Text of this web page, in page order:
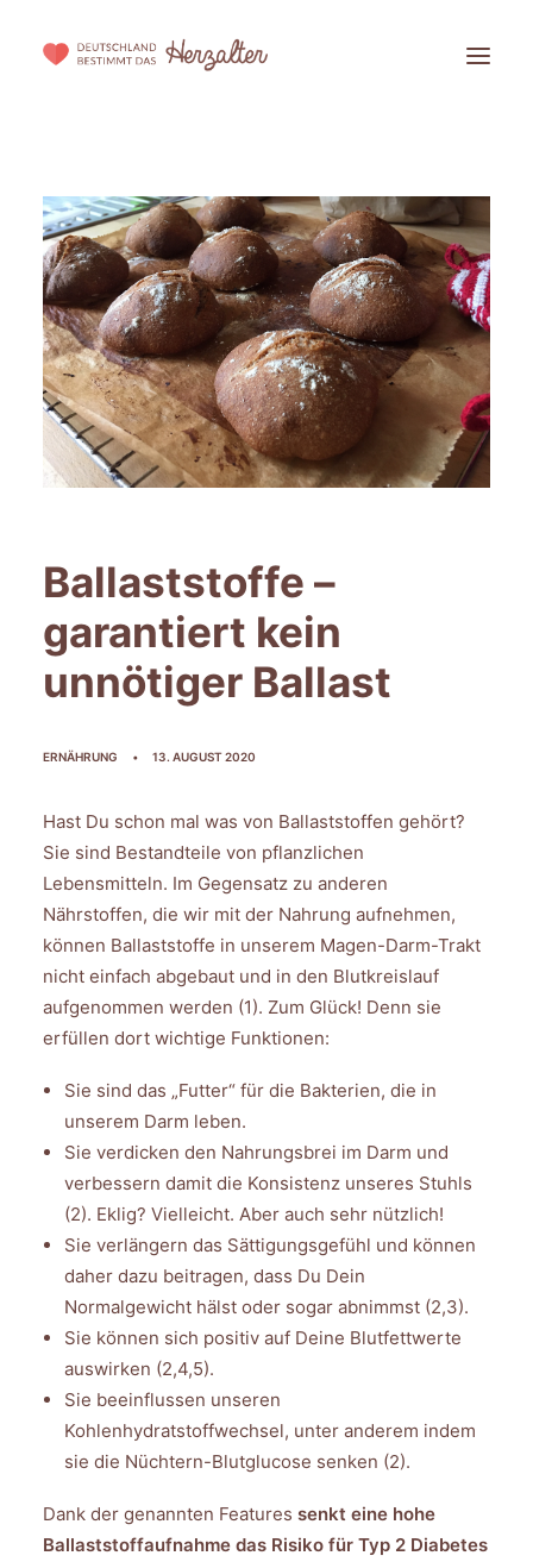
DIE STIFTUNG
PARTNER WERDEN
BLOG
HERZALTER BESTIMMEN!
WISSENSCHAFTLICHER HINTERGRUND
FAQ
SEARCH
Ballaststoffe –
garantiert kein
unnötiger Ballast
ERNÄHRUNG • 13. AUGUST 2020
Hast Du schon mal was von Ballaststoffen gehört?
Sie sind Bestandteile von pflanzlichen
Lebensmitteln. Im Gegensatz zu anderen
Nährstoffen, die wir mit der Nahrung aufnehmen,
können Ballaststoffe in unserem Magen-Darm-Trakt
nicht einfach abgebaut und in den Blutkreislauf
aufgenommen werden (1). Zum Glück! Denn sie
erfüllen dort wichtige Funktionen:
Sie sind das „Futter“ für die Bakterien, die in
unserem Darm leben.
Sie verdicken den Nahrungsbrei im Darm und
verbessern damit die Konsistenz unseres Stuhls
(2). Eklig? Vielleicht. Aber auch sehr nützlich!
Sie verlängern das Sättigungsgefühl und können
daher dazu beitragen, dass Du Dein
Normalgewicht hälst oder sogar abnimmst (2,3).
Sie können sich positiv auf Deine Blutfettwerte
auswirken (2,4,5).
Sie beeinflussen unseren
Kohlenhydratstoffwechsel, unter anderem indem
sie die Nüchtern-Blutglucose senken (2).
Dank der genannten Features senkt eine hohe
Ballaststoffaufnahme das Risiko für Typ 2 Diabetes